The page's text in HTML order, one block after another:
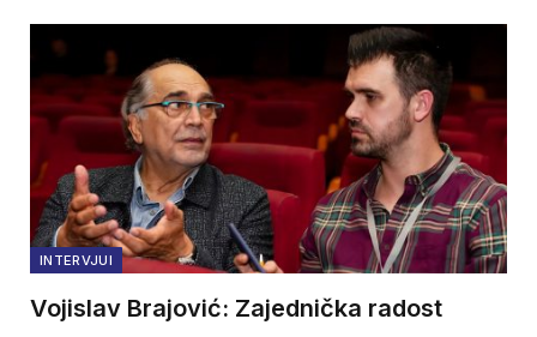
INTERVJUI
Vojislav Brajović: Zajednička radost